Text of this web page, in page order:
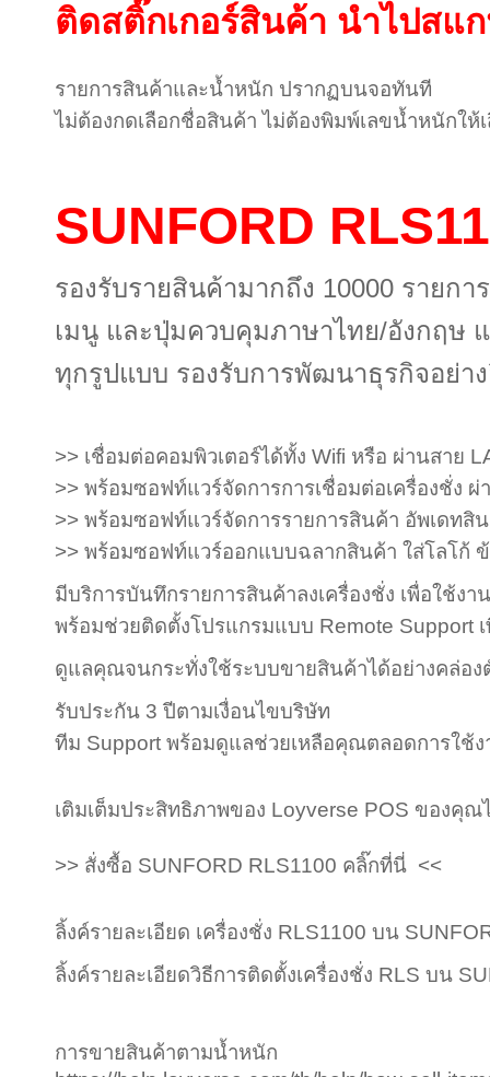
ติดสติ๊กเกอร์สินค้า นำไปส
รายการสินค้าและน้ำหนัก ปรากฏบนจอทันที
ไม่ต้องกดเลือกชื่อสินค้า ไม่ต้องพิมพ์เลขน้ำหนักให้เ
SUNFORD
รองรับรายสินค้ามากถึง 10000
เมนู และปุ่มควบคุมภาษาไทย/อังกฤษ
ทุกรูปแบบ รองรับการพัฒนาธุรกิจอย่า
>> เชื่อมต่อคอมพิวเตอร์ได้ทั้ง Wifi หรือ ผ่านสาย
>> พร้อมซอฟท์แวร์จัดการการเชื่อมต่อเครื่องชั่ง
>> พร้อมซอฟท์แวร์จัดการรายการสินค้า อัพเดท
>> พร้อมซอฟท์แวร์ออกแบบฉลากสินค้า ใส่โลโก้
มีบริการบันทึกรายการสินค้าลงเครื่องชั่ง เพื่อใช้งา
พร้อมช่วยติดตั้งโปรแกรมแบบ Remote Support
ดูแลคุณจนกระทั่งใช้ระบบขายสินค้าได้อย่างคล่อง
รับประกัน 3 ปีตามเงื่อนไขบริษัท
ทีม Support พร้อมดูแลช่วยเหลือคุณตลอดการใช้
เติมเต็มประสิทธิภาพของ Loyverse POS ของคุ
>> สั่งซื้อ SUNFORD RLS1100 คลิ๊กที่นี่ <<
ลิ้งค์รายละเอียด เครื่องชั่ง RLS1100 บน
ลิ้งค์รายละเอียดวิธีการติดตั้งเครื่องชั่ง RLS บน
การขายสินค้าตามน้ำหนัก